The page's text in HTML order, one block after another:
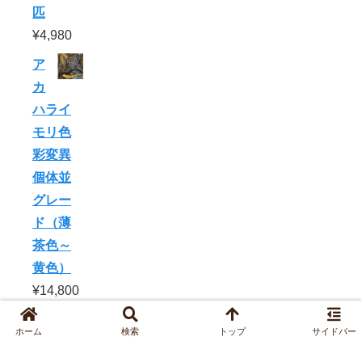
匹
¥4,980
ア
カ
ハライ
モリ色
彩変異
個体並
グレー
ド（薄
茶色～
黄色）
¥14,800
オ
ホーム 検索 トップ サイドバー